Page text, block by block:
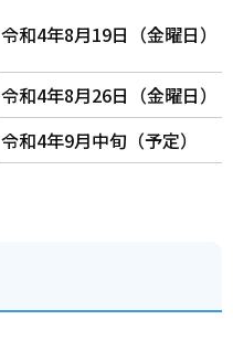
令和4年8月19日（金曜日）
令和4年8月26日（金曜日）
令和4年9月中旬（予定）